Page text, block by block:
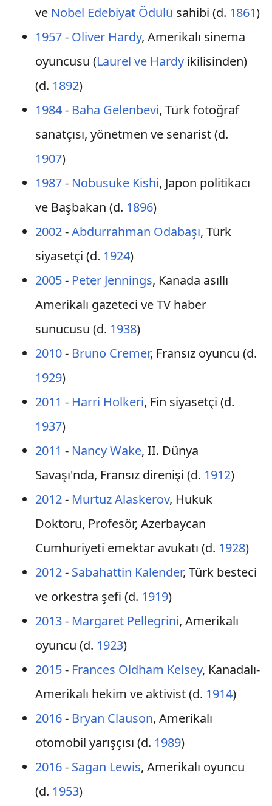
ve Nobel Edebiyat Ödülü sahibi (d. 1861)
1957- Oliver Hardy, Amerikalı sinema
oyuncusu (Laurel ve Hardyikilisinden)
(d. 1892)
1984- Baha Gelenbevi, Türk fotoğraf
sanatçısı, yönetmen ve senarist (d.
1907)
1987- Nobusuke Kishi, Japon politikacı
ve Başbakan (d. 1896)
2002-Abdurrahman Odabaşı, Türk
siyasetçi (d. 1924)
2005- Peter Jennings, Kanada asıllı
Amerikalı gazeteci ve TV haber
sunucusu (d. 1938)
2010- Bruno Cremer, Fransız oyuncu (d.
1929)
2011 - Harri Holkeri, Fin siyasetçi (d.
1937)
2011 - Nancy Wake, II. Dünya
Savaşı'nda, Fransız direnişi (d. 1912)
2012- Murtuz Alaskerov, Hukuk
Doktoru, Profesör, Azerbaycan
Cumhuriyeti emektar avukatı (d. 1928)
2012- Sabahattin Kalender, Türk besteci
ve orkestra şefi (d. 1919)
2013- Margaret Pellegrini, Amerikalı
oyuncu (d. 1923)
2015- Frances Oldham Kelsey, Kanadalı-
Amerikalı hekim ve aktivist (d. 1914)
2016- Bryan Clauson, Amerikalı
otomobil yarışçısı (d. 1989)
2016- Sagan Lewis, Amerikalı oyuncu
(d. 1953)